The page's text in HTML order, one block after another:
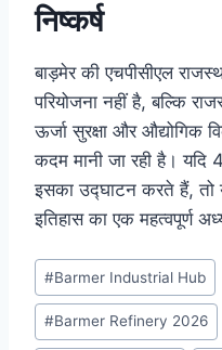
निष्कर्ष
बाड़मेर की एचपीसीएल
परियोजना नहीं है, बल्कि
ऊर्जा सुरक्षा और औद्योगिक
कदम मानी जा रही है। यदि
इसका उद्घाटन करते हैं, तो
इतिहास का एक महत्वपूर्ण
Post
Tags:
#Barmer Industrial Hub
#Barmer Refinery 2026